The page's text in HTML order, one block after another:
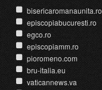
bisericaromanaunita.ro
episcopiabucuresti.ro
egco.ro
episcopiamm.ro
pioromeno.com
bru-italia.eu
vaticannews.va